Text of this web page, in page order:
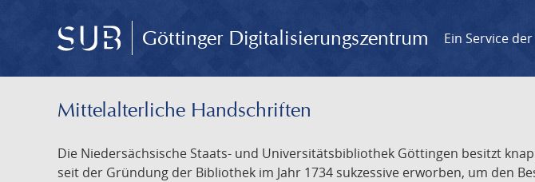
Göttinger Digitalisierungszentrum Ein Service
Mittelalterliche Handschriften
Die Niedersächsische Staats- und Universitätsbibliothek Göttingen besitzt
seit der Gründung der Bibliothek im Jahr 1734 sukzessive erworben, um den